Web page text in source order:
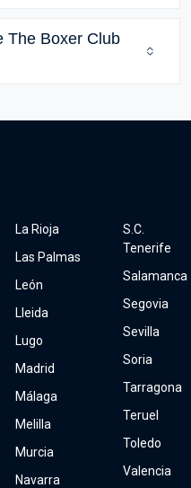
The Boxer Club
La Rioja
Las Palmas
León
Lleida
Lugo
Madrid
Málaga
Melilla
Murcia
Navarra
S.C.
Tenerife
Salamanca
Segovia
Sevilla
Soria
Tarragona
Teruel
Toledo
Valencia